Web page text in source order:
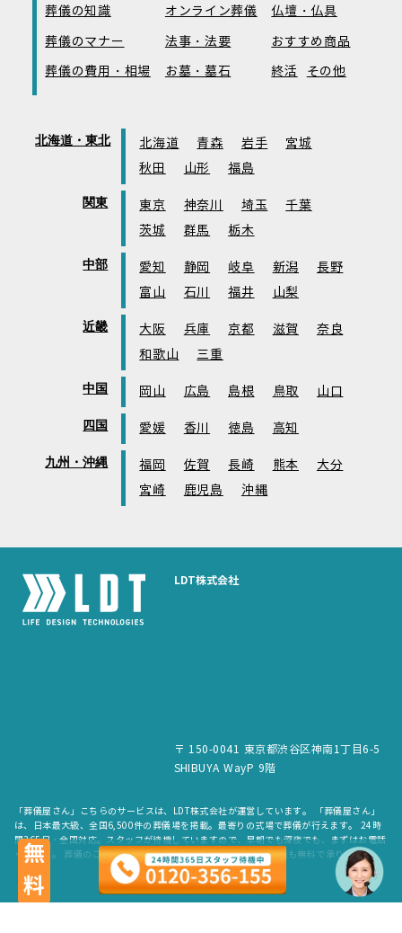
葬儀の知識 オンライン葬儀
仏壇・仏具
葬儀のマナー
法事・法要
おすすめ商品
葬儀の費用・相場
お墓・墓石 終活 その他
北海道・東北 北海道 青森 岩手
宮城
秋田
山形 福島
関東 東京 神奈川 埼玉
千葉
茨城
群馬 栃木
中部 愛知 静岡 岐阜 新潟
長野
富山
石川 福井 山梨
近畿 大阪 兵庫 京都 滋賀
奈良
和歌山
三重
中国 岡山 広島 島根 鳥取 山口
四国 愛媛 香川 徳島 高知
九州・沖縄 福岡 佐賀 長崎 熊本
大分
宮崎
鹿児島 沖縄
LDT株式会社
〒 150-0041 東京都渋谷区神南1丁目6-5
SHIBUYA WayP 9階
「葬儀屋さん」こちらのサービスは、LDT株式会社が運営しています。 「葬儀屋さん」
は、日本最大級、全国6,500件の葬儀場を掲載。最寄りの式場で葬儀が行えます。 24時
間365日・全国対応。スタッフが待機していますので、早朝でも深夜でも、まずはお電話
ください。 葬儀のご依頼だけでなく、お見積もりや費用のご相談も無料で承ります。
copyright © LDT.Co.Ltd. All Rights Reserved.
無料